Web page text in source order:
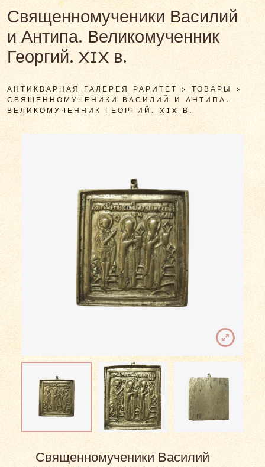
Священномученики Василий
и Антипа. Великомученник
Георгий. XIX в.
АНТИКВАРНАЯ ГАЛЕРЕЯ РАРИТЕТ >ТОВАРЫ >
СВЯЩЕННОМУЧЕНИКИ ВАСИЛИЙ И АНТИПА.
ВЕЛИКОМУЧЕННИК ГЕОРГИЙ. XIX В.
Священномученики Василий